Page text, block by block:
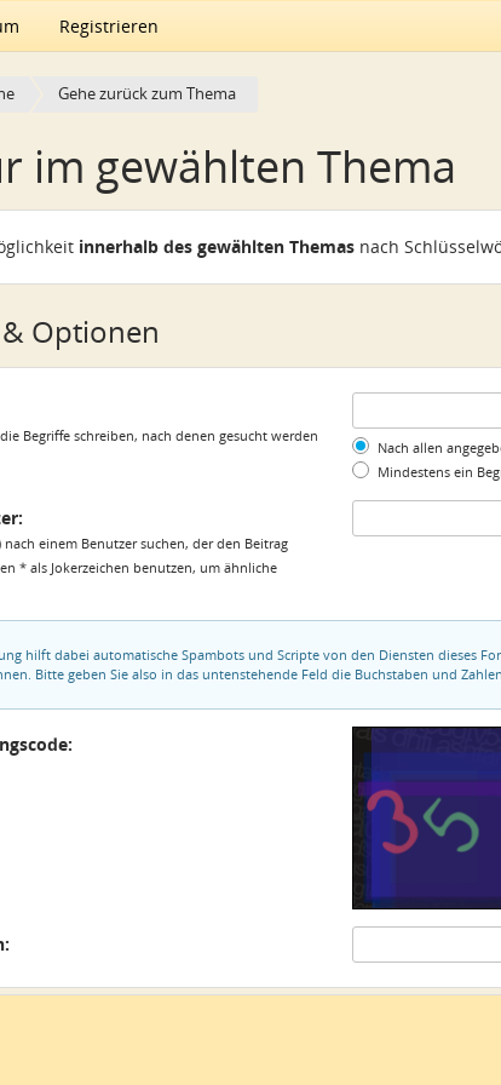
Registrieren
Gehe zurück zum Thema
im gewählten Thema
innerhalb des gewählten Themas nach
Optionen
Begriffe schreiben, nach denen gesucht werden
Nach allen
Mindestens ein
einem Benutzer suchen, der den Beitrag
* als Jokerzeichen benutzen, um ähnliche
hilft dabei automatische Spambots und Scripte von den Diensten dieses
Bitte geben Sie also in das untenstehende Feld die Buchstaben und